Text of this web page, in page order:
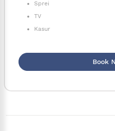
Sprei
TV
Kasur
Book